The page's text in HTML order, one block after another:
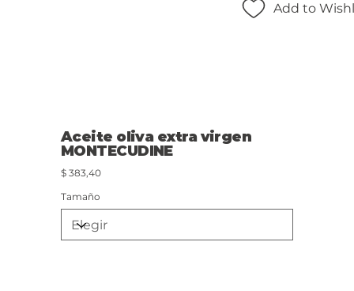
Aceite oliva extra virgen
MONTECUDINE
Precio
$ 383,40
Tamaño
Add to